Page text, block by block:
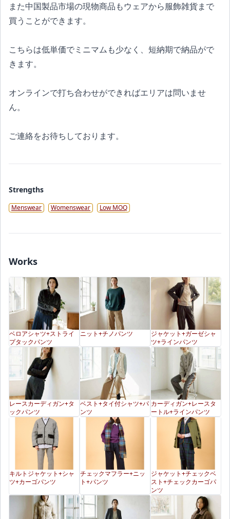
また中国製品市場の現物商品もウェアから服飾雑貨まで
買うことができます。
こちらは低単価でミニマムも少なく、短納期で納品がで
きます。
オンラインで打ち合わせができればエリアは問いませ
ん。
ご連絡をお待ちしております。
Strengths
Menswear Womenswear Low MOQ
Works
ベロアシャツ+ストライ
プタックパンツ
ニット+チノパンツ
ジャケット+ガーゼシャ
ツ+ラインパンツ
レースカーディガン+タ
ックパンツ
ベスト+タイ付シャツ+パ
ンツ
カーディガン+レースタ
ートル+ラインパンツ
キルトジャケット+シャ
ツ+カーゴパンツ
チェックマフラー+ニッ
ト+パンツ
ジャケット+チェックベ
スト+チェックカーゴパ
ンツ